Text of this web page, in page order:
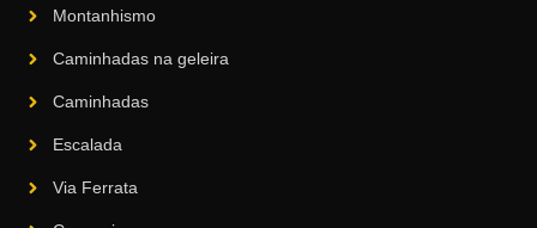
Montanhismo
Caminhadas na geleira
Caminhadas
Escalada
Via Ferrata